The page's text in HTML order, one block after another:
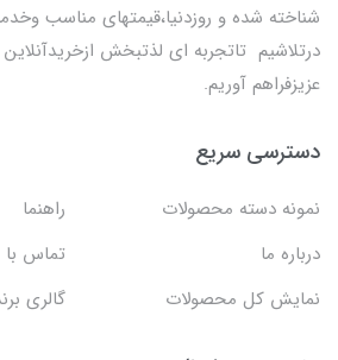
شناخته شده و روزدنیا،قیمتهای مناسب
درتلاشیم تاتجربه ای لذتبخش
عزیزفراهم آوریم.
دسترسی سریع
نمونه دسته محصولات
راهنما
درباره ما
تماس با
نمایش کل محصولات
گالری